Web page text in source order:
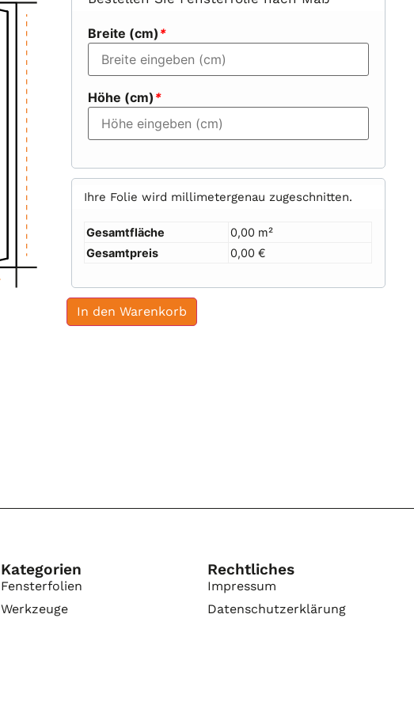
Breite (cm) *
Höhe (cm) *
Ihre Folie wird millimetergenau zugeschnitten.
Gesamtfläche
0,00 m²
Gesamtpreis
0,00 €
In den Warenkorb
Kategorien
Fensterfolien
Werkzeuge
Rechtliches
Impressum
Datenschutzerklärung